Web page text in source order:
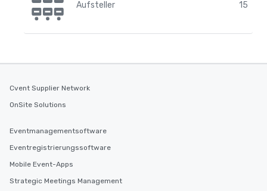
Aufsteller 15
Cvent Supplier Network
OnSite Solutions
Eventmanagementsoftware
Eventregistrierungssoftware
Mobile Event-Apps
Strategic Meetings Management